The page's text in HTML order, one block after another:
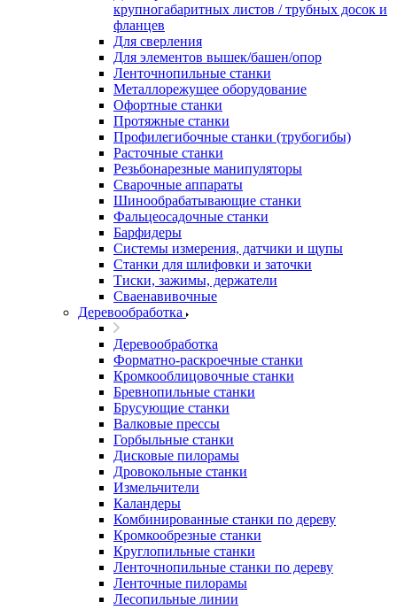
крупногабаритных листов / трубных досок и
фланцев
Для сверления
Для элементов вышек/башен/опор
Ленточнопильные станки
Металлорежущее оборудование
Офортные станки
Протяжные станки
Профилегибочные станки (трубогибы)
Расточные станки
Резьбонарезные манипуляторы
Сварочные аппараты
Шинообрабатывающие станки
Фальцеосадочные станки
Барфидеры
Системы измерения, датчики и щупы
Станки для шлифовки и заточки
Тиски, зажимы, держатели
Cваенавивочные
Деревообработка
Деревообработка
Форматно-раскроечные станки
Кромкооблицовочные станки
Бревнопильные станки
Брусующие станки
Валковые прессы
Горбыльные станки
Дисковые пилорамы
Дровокольные станки
Измельчители
Каландеры
Комбинированные станки по дереву
Кромкообрезные станки
Круглопильные станки
Ленточнопильные станки по дереву
Ленточные пилорамы
Лесопильные линии